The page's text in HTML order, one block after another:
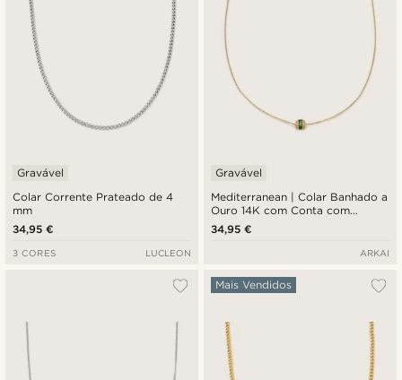
Colar Corrente Prateado de 4
mm
Gravável
34,95 €
3 CORES LUCLEON
Mediterranean | Colar Banhado a
Ouro 14K com Conta com
Zircónias Verde-esmeralda
Gravável
34,95 €
ARKAI
Mais Vendidos